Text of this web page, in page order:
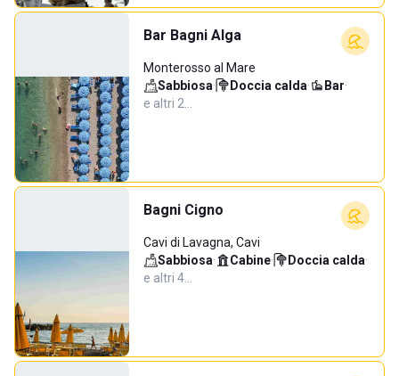
Bar Bagni Alga
Monterosso al Mare
Sabbiosa· Doccia calda· Bar·
e altri 2…
Bagni Cigno
Cavi di Lavagna, Cavi
Sabbiosa· Cabine· Doccia calda·
e altri 4…